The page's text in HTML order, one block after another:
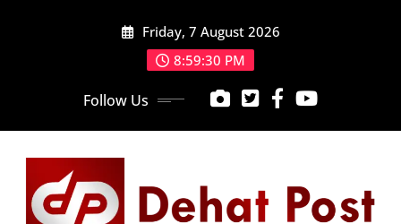
Friday, 7 August 2026
8:59:31 PM
Follow Us